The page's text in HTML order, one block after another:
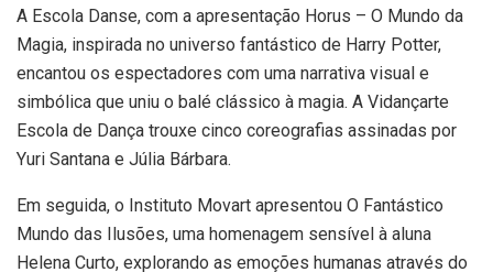
A Escola Danse, com a apresentação Horus – O Mundo da
Magia, inspirada no universo fantástico de Harry Potter,
encantou os espectadores com uma narrativa visual e
simbólica que uniu o balé clássico à magia. A Vidançarte
Escola de Dança trouxe cinco coreografias assinadas por
Yuri Santana e Júlia Bárbara.
Em seguida, o Instituto Movart apresentou O Fantástico
Mundo das Ilusões, uma homenagem sensível à aluna
Helena Curto, explorando as emoções humanas através do